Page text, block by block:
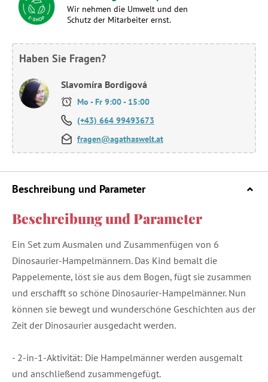
Wir nehmen die Umwelt und den
Schutz der Mitarbeiter ernst.
Haben Sie Fragen?
Slavomíra Bordigová
Mo - Fr 9:00 - 15:00
(+43) 664 99493673
fragen@agathaswelt.at
Beschreibung und Parameter
Beschreibung und Parameter
Ein Set zum Ausmalen und Zusammenfügen von 6
Dinosaurier-Hampelmännern. Das Kind bemalt die
Pappelemente, löst sie aus dem Bogen, fügt sie zusammen
und erschafft so schöne Dinosaurier-Hampelmänner. Nun
können sie bewegt und wunderschöne Geschichten aus der
Zeit der Dinosaurier ausgedacht werden.
- 2-in-1-Aktivität: Die Hampelmänner werden ausgemalt
und anschließend zusammengefügt.